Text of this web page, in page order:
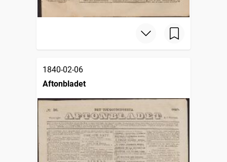
1840-02-06
Aftonbladet